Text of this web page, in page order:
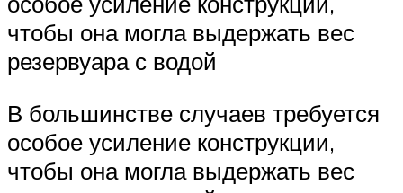
чтобы она могла выдержать вес
резервуара с водой
В большинстве случаев требуется
особое усиление конструкции,
чтобы она могла выдержать вес